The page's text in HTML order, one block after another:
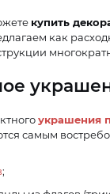
купить
как
украшения
самым
;